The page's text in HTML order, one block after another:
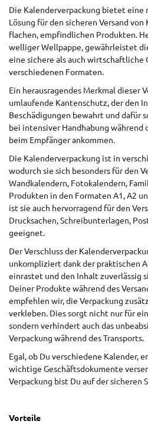
Die Kalenderverpackung bietet eine
Lösung für den sicheren Versand
flachen, empfindlichen Produkten.
welliger Wellpappe, gewährleistet
eine sichere als auch wirtschaftliche
verschiedenen Formaten.
Ein herausragendes Merkmal dieser
umlaufende Kantenschutz, der den
Beschädigungen bewahrt und dafür
bei intensiver Handhabung während
beim Empfänger ankommen.
Die Kalenderverpackung ist in
wodurch sie sich besonders für den
Wandkalendern, Fotokalendern,
Produkten in den Formaten A1, A2
ist sie auch hervorragend für den
Drucksachen, Schreibunterlagen,
geeignet.
Der Verschluss der
unkompliziert dank der praktischen
einrastet und den Inhalt zuverlässig
Deiner Produkte während des
empfehlen wir, die Verpackung
verkleben. Dies sorgt nicht nur für
sondern verhindert auch das
Verpackung während des Transports.
Egal, ob Du verschiedene Kalender,
wichtige Geschäftsdokumente
Verpackung bist Du auf der sicheren
Vorteile